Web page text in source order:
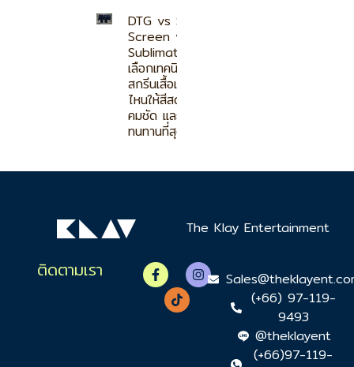
DTG vs Silk
Screen vs
Sublimation
เลือกเทคนิค
สกรีนเสื้อแบบ
ไหนให้สีสด
คมชัด และ
ทนทานที่สุด
The Klay Entertainment
ติดตามเรา
(+66) 97-119-
9493
@theklayent
(+66)97-119-